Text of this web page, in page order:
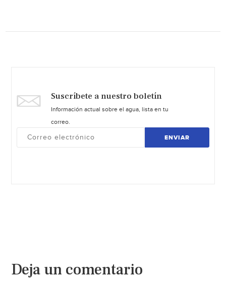
Suscríbete a nuestro boletín
Información actual sobre el agua, lista en tu
correo.
ENVIAR
Deja un comentario